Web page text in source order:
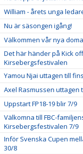
William - årets unga
Nu är säsongen igång!
Välkommen vår nya
Det här händer på Kick
Kirsebergsfestivalen
Yamou Njai uttagen till
Axel Rasmussen uttagen
Uppstart FP18-19 blir 7/9
Välkomna till FBC-
Kirsebergsfestivalen 7/9
Inför Svenska Cupen
30/8